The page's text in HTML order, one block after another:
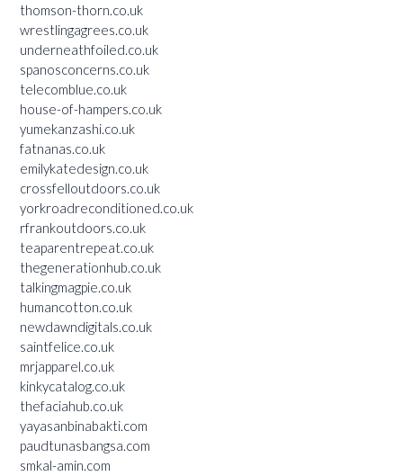
thomson-thorn.co.uk
wrestlingagrees.co.uk
underneathfoiled.co.uk
spanosconcerns.co.uk
telecomblue.co.uk
house-of-hampers.co.uk
yumekanzashi.co.uk
fatnanas.co.uk
emilykatedesign.co.uk
crossfelloutdoors.co.uk
yorkroadreconditioned.co.uk
rfrankoutdoors.co.uk
teaparentrepeat.co.uk
thegenerationhub.co.uk
talkingmagpie.co.uk
humancotton.co.uk
newdawndigitals.co.uk
saintfelice.co.uk
mrjapparel.co.uk
kinkycatalog.co.uk
thefaciahub.co.uk
yayasanbinabakti.com
paudtunasbangsa.com
smkal-amin.com